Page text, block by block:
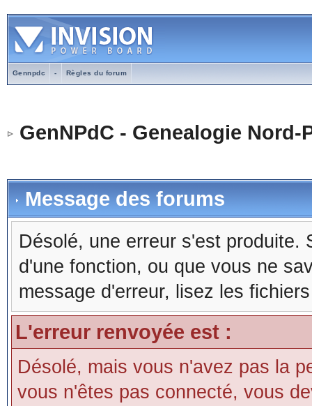
Gennpdc - Règles du forum
GenNPdC - Genealogie Nord-
Message des forums
Désolé, une erreur s'est produite.
d'une fonction, ou que vous ne
message d'erreur, lisez les
L'erreur renvoyée est :
Désolé, mais vous n'avez pas la
vous n'êtes pas connecté, vous